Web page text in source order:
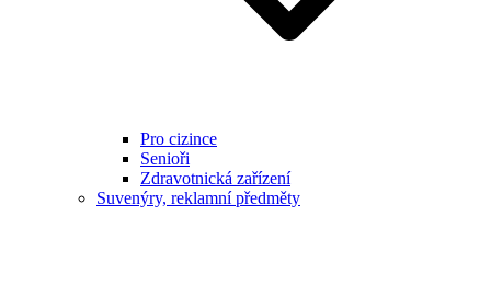
Pro cizince
Senioři
Zdravotnická zařízení
Suvenýry, reklamní předměty